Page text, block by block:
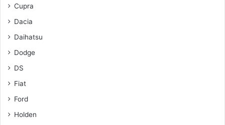
Cupra
Dacia
Daihatsu
Dodge
DS
Fiat
Ford
Holden